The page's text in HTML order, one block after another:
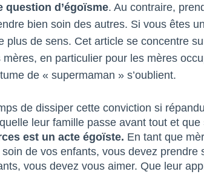
question d’égoïsme. Au contraire,
bien soin des autres. Si vous êtes
plus de sens. Cet article se concentre
mères, en particulier pour les mères
de « supermaman » s’oublient.
de dissiper cette conviction si
leur famille passe avant tout et que
est un acte égoïste. En tant que
soin de vos enfants, vous devez
vous devez vous aimer. Que leur